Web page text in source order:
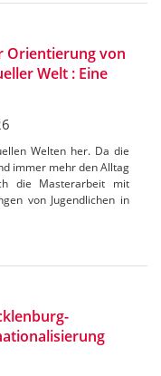
Orientierung von
Welt : Eine
Welten her. Da die
immer mehr den Alltag
die Masterarbeit mit
von Jugendlichen in